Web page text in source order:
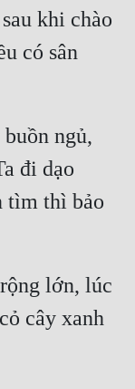
khi chào
có sân
ngủ,
đi dạo
tìm thì bảo
lớn, lúc
cây xanh